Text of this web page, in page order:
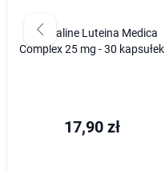
Medicaline Luteina Medica
Complex 25 mg - 30 kapsułek
17,90 zł